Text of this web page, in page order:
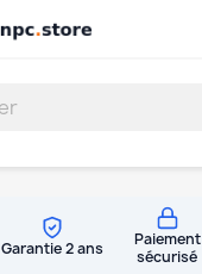
Garantie 2 ans
Paiement
sécurisé